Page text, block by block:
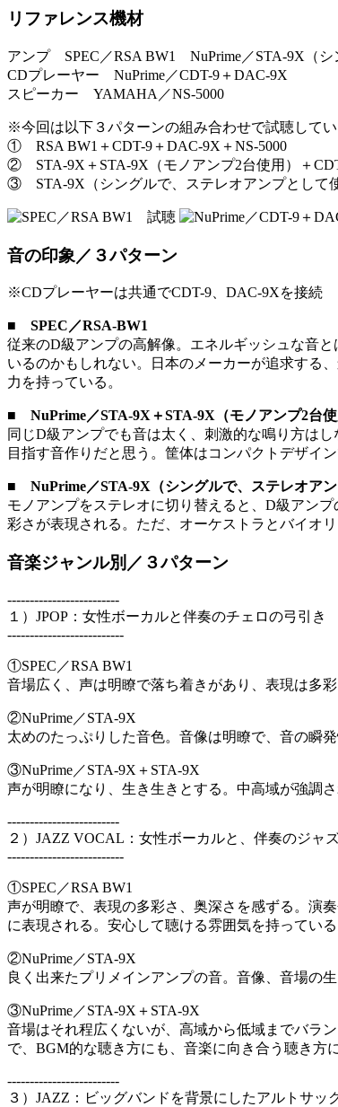
リファレンス機材
アンプ SPEC／RSA BW1 NuPrime／STA-9X（シ
CDプレーヤー NuPrime／CDT-9＋DAC-9X
スピーカー YAMAHA／NS-5000
※今回は以下３パターンの組み合わせで試聴して
① RSA BW1＋CDT-9＋DAC-9X＋NS-5000
② STA-9X＋STA-9X（モノアンプ2台使用）＋
③ STA-9X（シングルで、ステレオアンプとして
音の印象／３パターン
※CDプレーヤーは共通でCDT-9、DAC-9Xを接続
■ SPEC／RSA-BW1
従来のD級アンプの高解像。エネルギッシュな音
いるのかもしれない。日本のメーカーが追求する
力を持っている。
■ NuPrime／STA-9X＋STA-9X（モノアンプ2台使
同じD級アンプでも音は太く、刺激的な鳴り方は
目指す音作りだと思う。筐体はコンパクトデザイ
■ NuPrime／STA-9X（シングルで、ステレオアン
モノアンプをステレオに切り替えると、D級アン
彩さが表現される。ただ、オーケストラとバイオ
音楽ジャンル別／３パターン
-------------------------
１）JPOP：女性ボーカルと伴奏のチェロの弓引き
--------------------------
①SPEC／RSA BW1
音場広く、声は明瞭で落ち着きがあり、表現は多
②NuPrime／STA-9X
太めのたっぷりした音色。音像は明瞭で、音の瞬
③NuPrime／STA-9X＋STA-9X
声が明瞭になり、生き生きとする。中高域が強調
-------------------------
２）JAZZ VOCAL：女性ボーカルと、伴奏のジャ
--------------------------
①SPEC／RSA BW1
声が明瞭で、表現の多彩さ、奥深さを感ずる。演
に表現される。安心して聴ける雰囲気を持っている
②NuPrime／STA-9X
良く出来たプリメインアンプの音。音像、音場の
③NuPrime／STA-9X＋STA-9X
音場はそれ程広くないが、高域から低域までバラ
で、BGM的な聴き方にも、音楽に向き合う聴き方
-------------------------
３）JAZZ：ビッグバンドを背景にしたアルトサッ